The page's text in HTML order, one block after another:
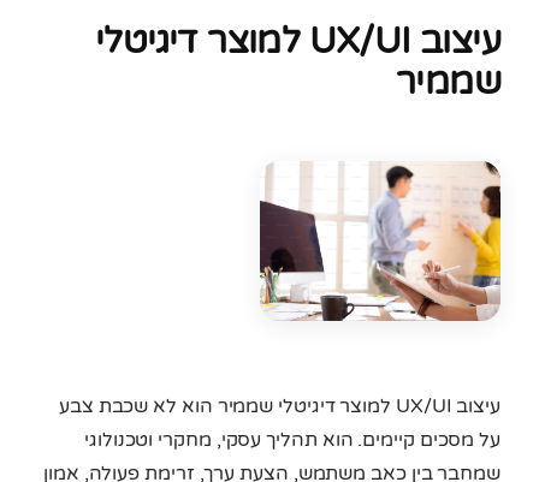
עיצוב UX/UI למוצר דיגיטלי
שממיר
עיצוב UX/UI למוצר דיגיטלי שממיר הוא לא שכבת צבע
על מסכים קיימים. הוא תהליך עסקי, מחקרי וטכנולוגי
שמחבר בין כאב משתמש, הצעת ערך, זרימת פעולה, אמון